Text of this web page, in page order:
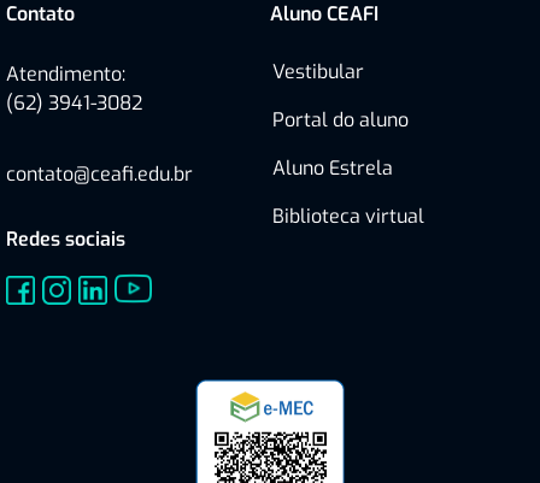
Contato
Atendimento:
(62) 3941-3082
contato@ceafi.edu.br
Redes sociais
Aluno CEAFI
Vestibular
Portal do aluno
Aluno Estrela
Biblioteca virtual